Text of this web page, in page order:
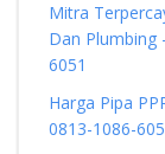
Mitra
Dan Plumbing
6051
Harga Pipa
0813-1086-